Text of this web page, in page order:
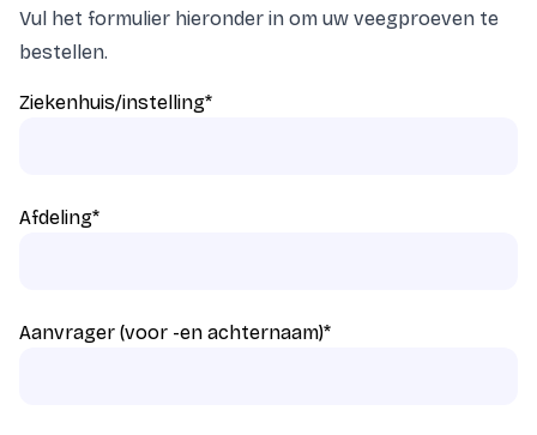
Vul het formulier hieronder in om uw veegproeven te
bestellen.
Ziekenhuis/instelling*
Afdeling*
Aanvrager (voor -en achternaam)*